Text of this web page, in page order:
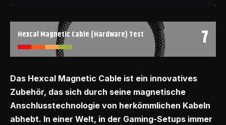
7
Hexcal Magnetic Cable (Hardware) Test
Das Hexcal Magnetic Cable ist ein innovatives
Zubehör, das sich durch seine magnetische
Anschlusstechnologie von herkömmlichen Kabeln
abhebt. In einer Welt, in der Gaming-Setups immer